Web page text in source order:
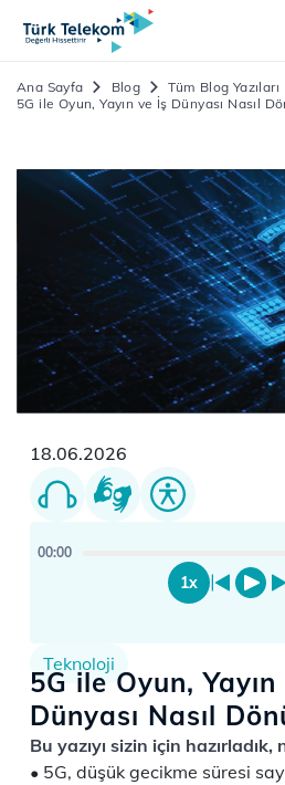
Ana Sayfa Blog
Tüm Blog Yazıları
5G ile Oyun, Yayın ve İş Dünyası Nasıl
18.06.2026
00:00
1x
Teknoloji
5G ile Oyun, Yayın
Dünyası Nasıl
Bu yazıyı sizin için hazırladık,
5G, düşük gecikme süresi